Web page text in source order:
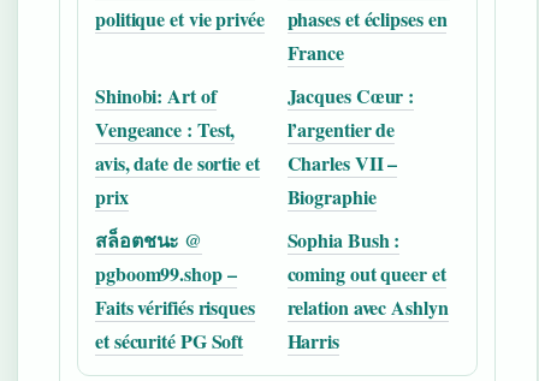
politique et vie privée
phases et éclipses en
France
Shinobi: Art of
Vengeance : Test,
avis, date de sortie et
prix
Jacques Cœur :
l’argentier de
Charles VII –
Biographie
สล็อตชนะ @
pgboom99.shop –
Faits vérifiés risques
et sécurité PG Soft
Sophia Bush :
coming out queer et
relation avec Ashlyn
Harris